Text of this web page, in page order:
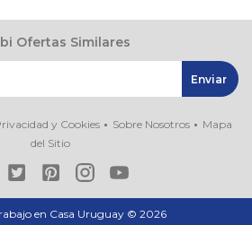
Ofertas Similares
y Cookies Sobre Nosotros
Mapa
del Sitio
en Casa Uruguay © 2026